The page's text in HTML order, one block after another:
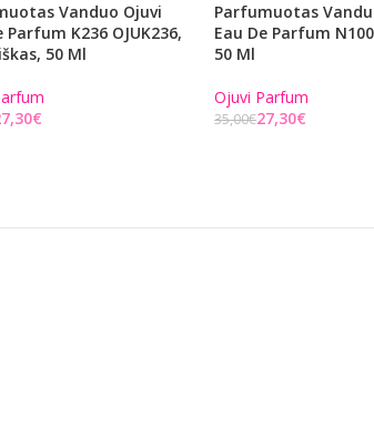
Vanduo Ojuvi
Parfum K236 OJUK236,
50 Ml
€
Parfumuotas
Eau De Parfum
50 Ml
Ojuvi Parfum
35,00€27,30€